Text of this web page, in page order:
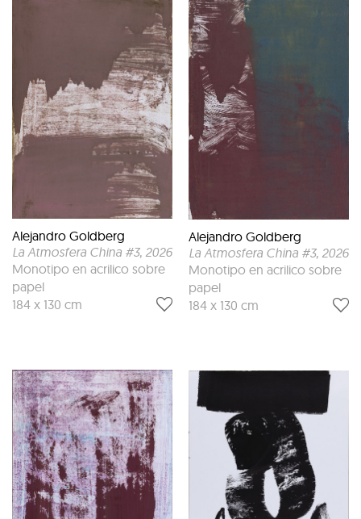
Alejandro Goldberg
La Atmosfera China #3, 2026
Monotipo en acrilico sobre
papel
184 x 130 cm
Alejandro Goldberg
La Atmosfera China #3, 2026
Monotipo en acrilico sobre
papel
184 x 130 cm